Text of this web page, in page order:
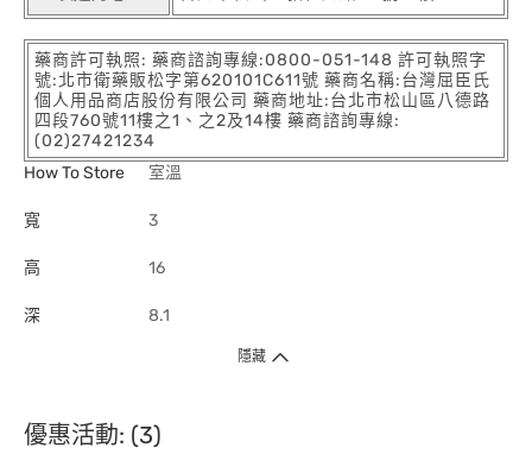
藥商許可執照: 藥商諮詢專線:0800-051-148 許可執照字
號:北市衛藥販松字第620101C611號 藥商名稱:台灣屈臣氏
個人用品商店股份有限公司 藥商地址:台北市松山區八德路
四段760號11樓之1、之2及14樓 藥商諮詢專線:
(02)27421234
How To Store
室溫
寬 3
高 16
深 8.1
隱藏
優惠活動: (3)